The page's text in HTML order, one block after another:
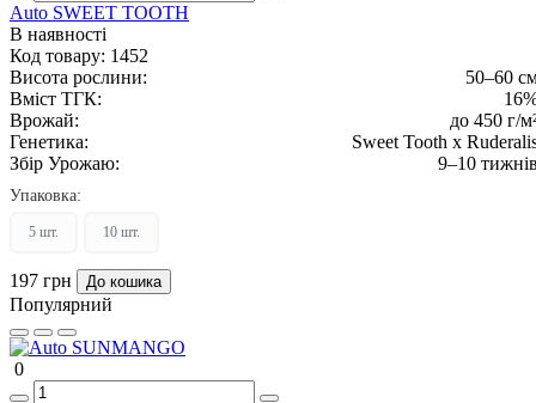
Auto SWEET TOOTH
В наявності
Код товару: 1452
Висота рослини:
50–60
Вміст ТГК:
Врожай:
до 450 г/
Генетика:
Sweet Tooth x
Збір Урожаю:
9–10
Упаковка:
5 шт. 10 шт.
197 грн До кошика
Популярний
0